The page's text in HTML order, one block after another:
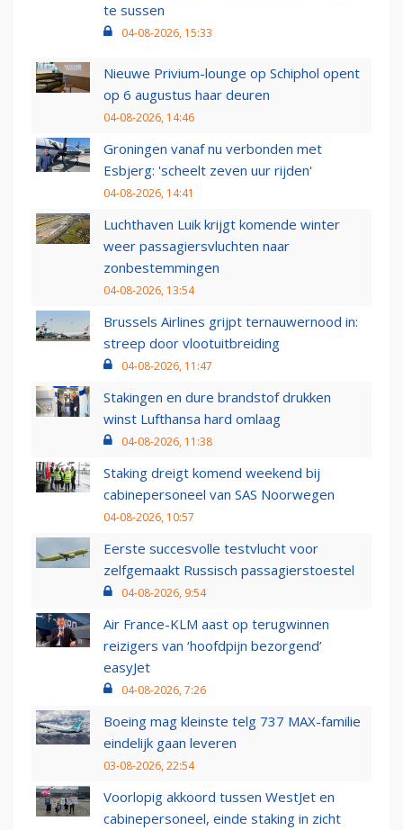
te sussen
04-08-2026, 15:33
Nieuwe Privium-lounge op Schiphol opent
op 6 augustus haar deuren
04-08-2026, 14:46
Groningen vanaf nu verbonden met
Esbjerg: 'scheelt zeven uur rijden'
04-08-2026, 14:41
Luchthaven Luik krijgt komende winter
weer passagiersvluchten naar
zonbestemmingen
04-08-2026, 13:54
Brussels Airlines grijpt ternauwernood in:
streep door vlootuitbreiding
04-08-2026, 11:47
Stakingen en dure brandstof drukken
winst Lufthansa hard omlaag
04-08-2026, 11:38
Staking dreigt komend weekend bij
cabinepersoneel van SAS Noorwegen
04-08-2026, 10:57
Eerste succesvolle testvlucht voor
zelfgemaakt Russisch passagierstoestel
04-08-2026, 9:54
Air France-KLM aast op terugwinnen
reizigers van ‘hoofdpijn bezorgend’
easyJet
04-08-2026, 7:26
Boeing mag kleinste telg 737 MAX-familie
eindelijk gaan leveren
03-08-2026, 22:54
Voorlopig akkoord tussen WestJet en
cabinepersoneel, einde staking in zicht